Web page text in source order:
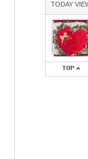
TODAY